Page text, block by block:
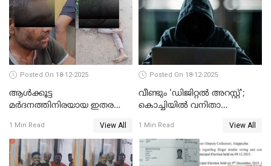
Posted On 18-12-2025
ആൾക്കൂട്ട
മർദനത്തിനിരയായ ഇതര
നടുക്കുന്ന സംഭവം
വാളയാറിൽ
1 Min Read View All
Posted On 18-12-2025
വീണ്ടും 'ഡിജിറ്റല്‍ അറസ്റ്റ്';
കൊച്ചിയില്‍ വനിതാ
കോടി രൂപ
1 Min Read View All